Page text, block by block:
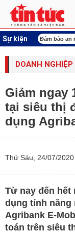
Sự kiện
khóa XVI Đảm bảo an
DOANH
Giảm ngay
tại siêu thị
dụng
Thứ Sáu, 24/07/
Từ nay đến hết
dụng tính năng
Agribank E-
toán trên siêu